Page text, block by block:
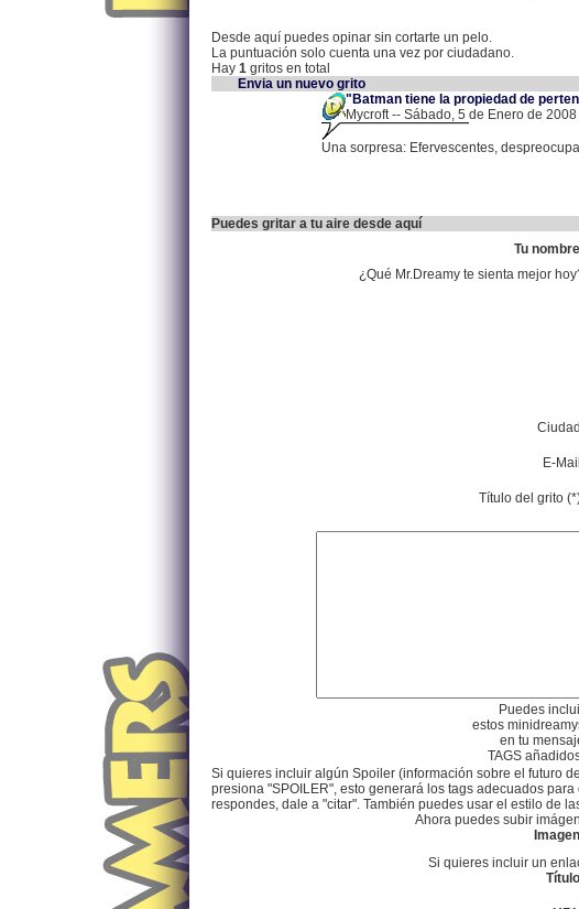
Desde aquí puedes opinar sin cortarte un pelo.
La puntuación solo cuenta una vez por ciudadano.
Hay 1 gritos en total
Envia un nuevo grito
"Batman tiene la propiedad de
Mycroft -- Sábado, 5 de Enero de
Una sorpresa: Efervescentes,
Puedes gritar a tu aire desde aquí
Tu
¿Qué Mr.Dreamy te sienta mejor
E-
Título del grito
Puedes
estos
en tu
TAGS
Si quieres incluir algún Spoiler (información sobre el futuro
presiona "SPOILER", esto generará los tags adecuados
respondes, dale a "citar". También puedes usar el estilo de
Ahora puedes subir
Si quieres incluir un